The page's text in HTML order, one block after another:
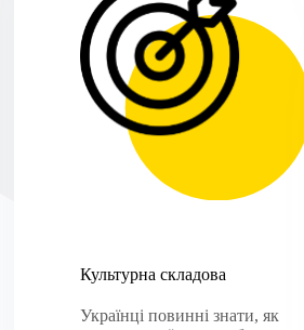
Культурна складова
Українці повинні знати, як